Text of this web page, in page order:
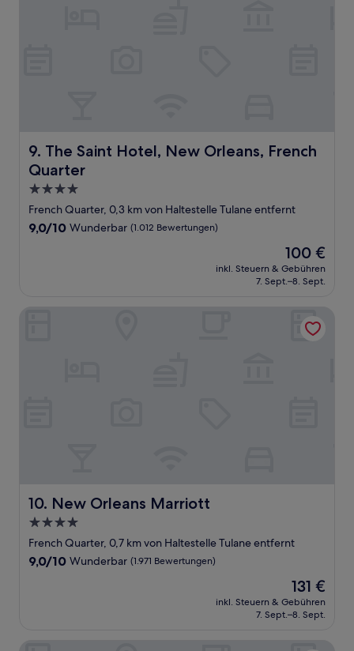
9. The Saint Hotel, New Orleans, French
Quarter
The Saint Hotel, New Orleans, French Quarter
4.0-
Sterne-
Unterkunft
French Quarter, 0,3 km von Haltestelle Tulane entfernt
9.0
9,0/10 Wunderbar (1.012 Bewertungen)
Der
Preis
beträgt
100 €
inkl. Steuern & Gebühren
7. Sept.–8. Sept.
10. New Orleans Marriott
New Orleans Marriott
4.0-
Sterne-
Unterkunft
French Quarter, 0,7 km von Haltestelle Tulane entfernt
9.0
9,0/10 Wunderbar (1.971 Bewertungen)
Der
Preis
beträgt
131 €
inkl. Steuern & Gebühren
7. Sept.–8. Sept.